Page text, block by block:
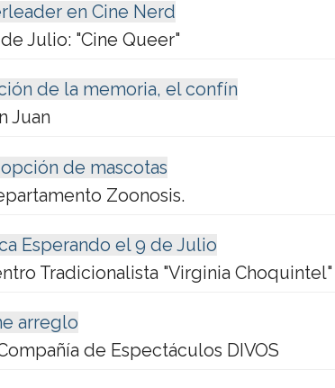
en Cine Nerd
Julio: "Cine Queer"
de la memoria, el confín
Juan
de mascotas
Zoonosis.
Esperando el 9 de Julio
Tradicionalista "Virginia Choquintel"
arreglo
de Espectáculos DIVOS